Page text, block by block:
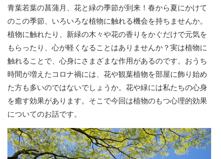
青葉若葉の菖蒲月、花と緑の季節が到来！春から夏にかけて
のこの季節、いろいろな植物に触れる機会を持ちませんか。
植物に触れたり、新緑の木々や花の香りをかぐだけで元気を
もらったり、心が軽くなることはありませんか？実は植物に
触れることで、心身にさまざまな作用があるのです。おうち
時間が増えたコロナ禍には、花や観葉植物を部屋に飾り始め
た方も多いのではないでしょうか。花や緑には私たちの心身
を癒す効果があります。そこで今回は植物のもつ心理的効果
についてのお話です。